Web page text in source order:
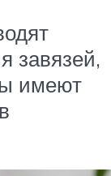
завязей,
имеют